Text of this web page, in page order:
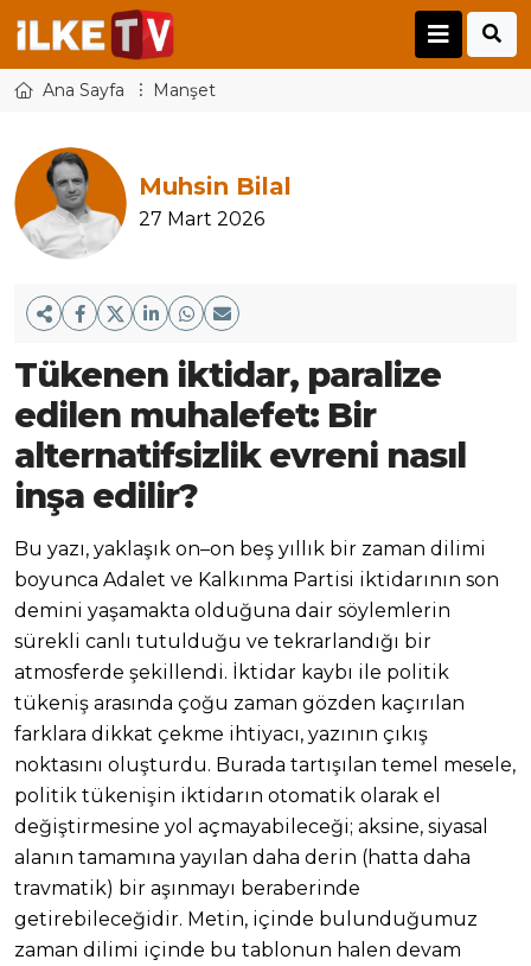
Ana Sayfa Manşet
Muhsin Bilal
27 Mart 2026
Tükenen iktidar, paralize
edilen muhalefet: Bir
alternatifsizlik evreni nasıl
inşa edilir?
Bu yazı, yaklaşık on–on beş yıllık bir zaman dilimi
boyunca Adalet ve Kalkınma Partisi iktidarının son
demini yaşamakta olduğuna dair söylemlerin
sürekli canlı tutulduğu ve tekrarlandığı bir
atmosferde şekillendi. İktidar kaybı ile politik
tükeniş arasında çoğu zaman gözden kaçırılan
farklara dikkat çekme ihtiyacı, yazının çıkış
noktasını oluşturdu. Burada tartışılan temel mesele,
politik tükenişin iktidarın otomatik olarak el
değiştirmesine yol açmayabileceği; aksine, siyasal
alanın tamamına yayılan daha derin (hatta daha
travmatik) bir aşınmayı beraberinde
getirebileceğidir. Metin, içinde bulunduğumuz
zaman dilimi içinde bu tablonun halen devam